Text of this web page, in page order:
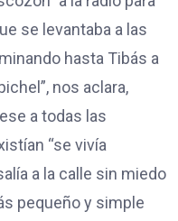
se levantaba a las
hasta Tibás a
nos aclara,
a todas las
“se vivía
a la calle sin miedo
pequeño y simple